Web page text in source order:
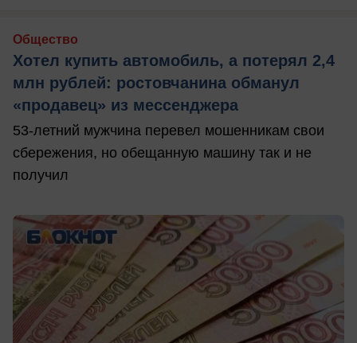
Общество
Хотел купить автомобиль, а потерял 2,4
млн рублей: ростовчанина обманул
«продавец» из мессенджера
53-летний мужчина перевел мошенникам свои
сбережения, но обещанную машину так и не
получил